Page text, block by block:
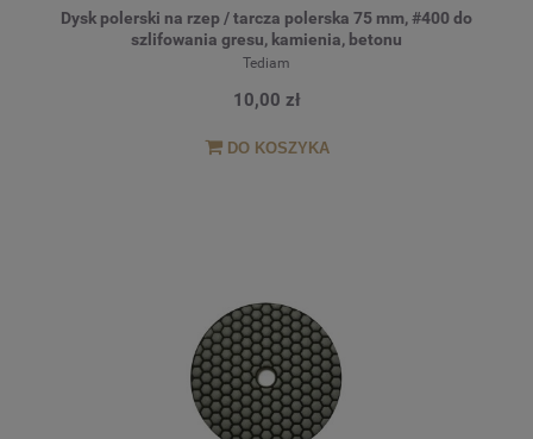
Dysk polerski na rzep / tarcza polerska 75 mm, #400 do
szlifowania gresu, kamienia, betonu
Tediam
10,00 zł
DO KOSZYKA